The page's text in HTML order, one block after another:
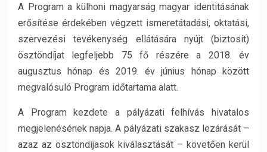
A Program a külhoni magyarság magyar identitásának
erősítése érdekében végzett ismeretátadási, oktatási,
szervezési tevékenység ellátására nyújt (biztosít)
ösztöndíjat legfeljebb 75 fő részére a 2018. év
augusztus hónap és 2019. év június hónap között
megvalósuló Program időtartama alatt.
A Program kezdete a pályázati felhívás hivatalos
megjelenésének napja. A pályázati szakasz lezárását –
azaz az ösztöndíjasok kiválasztását – követően kerül